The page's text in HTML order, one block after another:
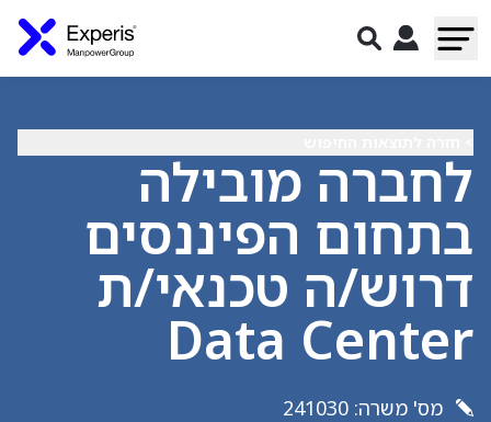
לחברה מובילה
בתחום הפיננסים
דרוש/ה טכנאי/ת
Data Center
מס' משרה:
241030